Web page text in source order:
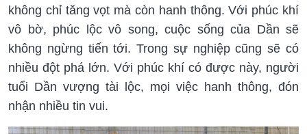
không chỉ tăng vọt mà còn hanh thông. Với phúc khí
vô bờ, phúc lộc vô song, cuộc sống của Dần sẽ
không ngừng tiến tới. Trong sự nghiệp cũng sẽ có
nhiều đột phá lớn. Với phúc khí có được này, người
tuổi Dần vượng tài lộc, mọi việc hanh thông, đón
nhận nhiều tin vui.